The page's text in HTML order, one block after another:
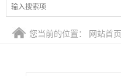
产品展厅
证书荣誉
您当前的位置： 网站首页